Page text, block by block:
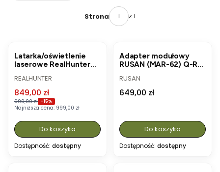
Strona z 1
Latarka/oświetlenie
laserowe RealHunter
światło
PRODUCENT
REALHUNTER
Cena promocyjna
849,00 zł
999,00 zł -15%
Najniższa cena: 999,00 zł
Do koszyka
Dostępność: dostępny
Adapter modułowy
RUSAN (MAR-62) Q-R
PRODUCENT
RUSAN
Cena
649,00 zł
Do koszyka
Dostępność: dostępny